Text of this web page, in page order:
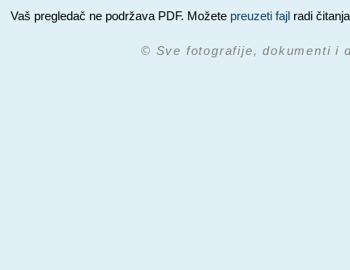
Vaš pregledač ne podržava PDF. Možete preuzeti fajl radi
© Sve fotografije, dokumenti i